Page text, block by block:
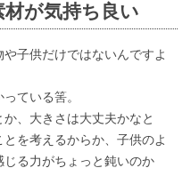
が気持ち良い
子供だけではないんですよ
ている筈。
、大きさは大丈夫かなと
を考えるからか、子供のよ
る力がちょっと鈍いのか